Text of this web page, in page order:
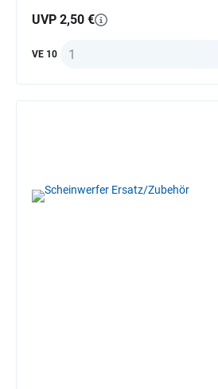
UVP 2,50 €
VE 10 Anzahl